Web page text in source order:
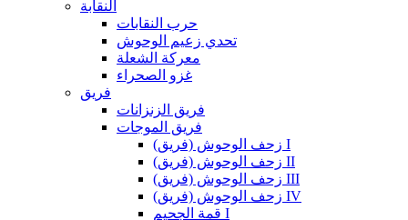
النقابة
حرب النقابات
تحدي زعيم الوحوش
معركة الشعلة
غزو الصحراء
فريق
فريق الزنزانات
فريق الموجات
زحف الوحوش (فريق) I
زحف الوحوش (فريق) II
زحف الوحوش (فريق) III
زحف الوحوش (فريق) IV
قمة الجحيم I